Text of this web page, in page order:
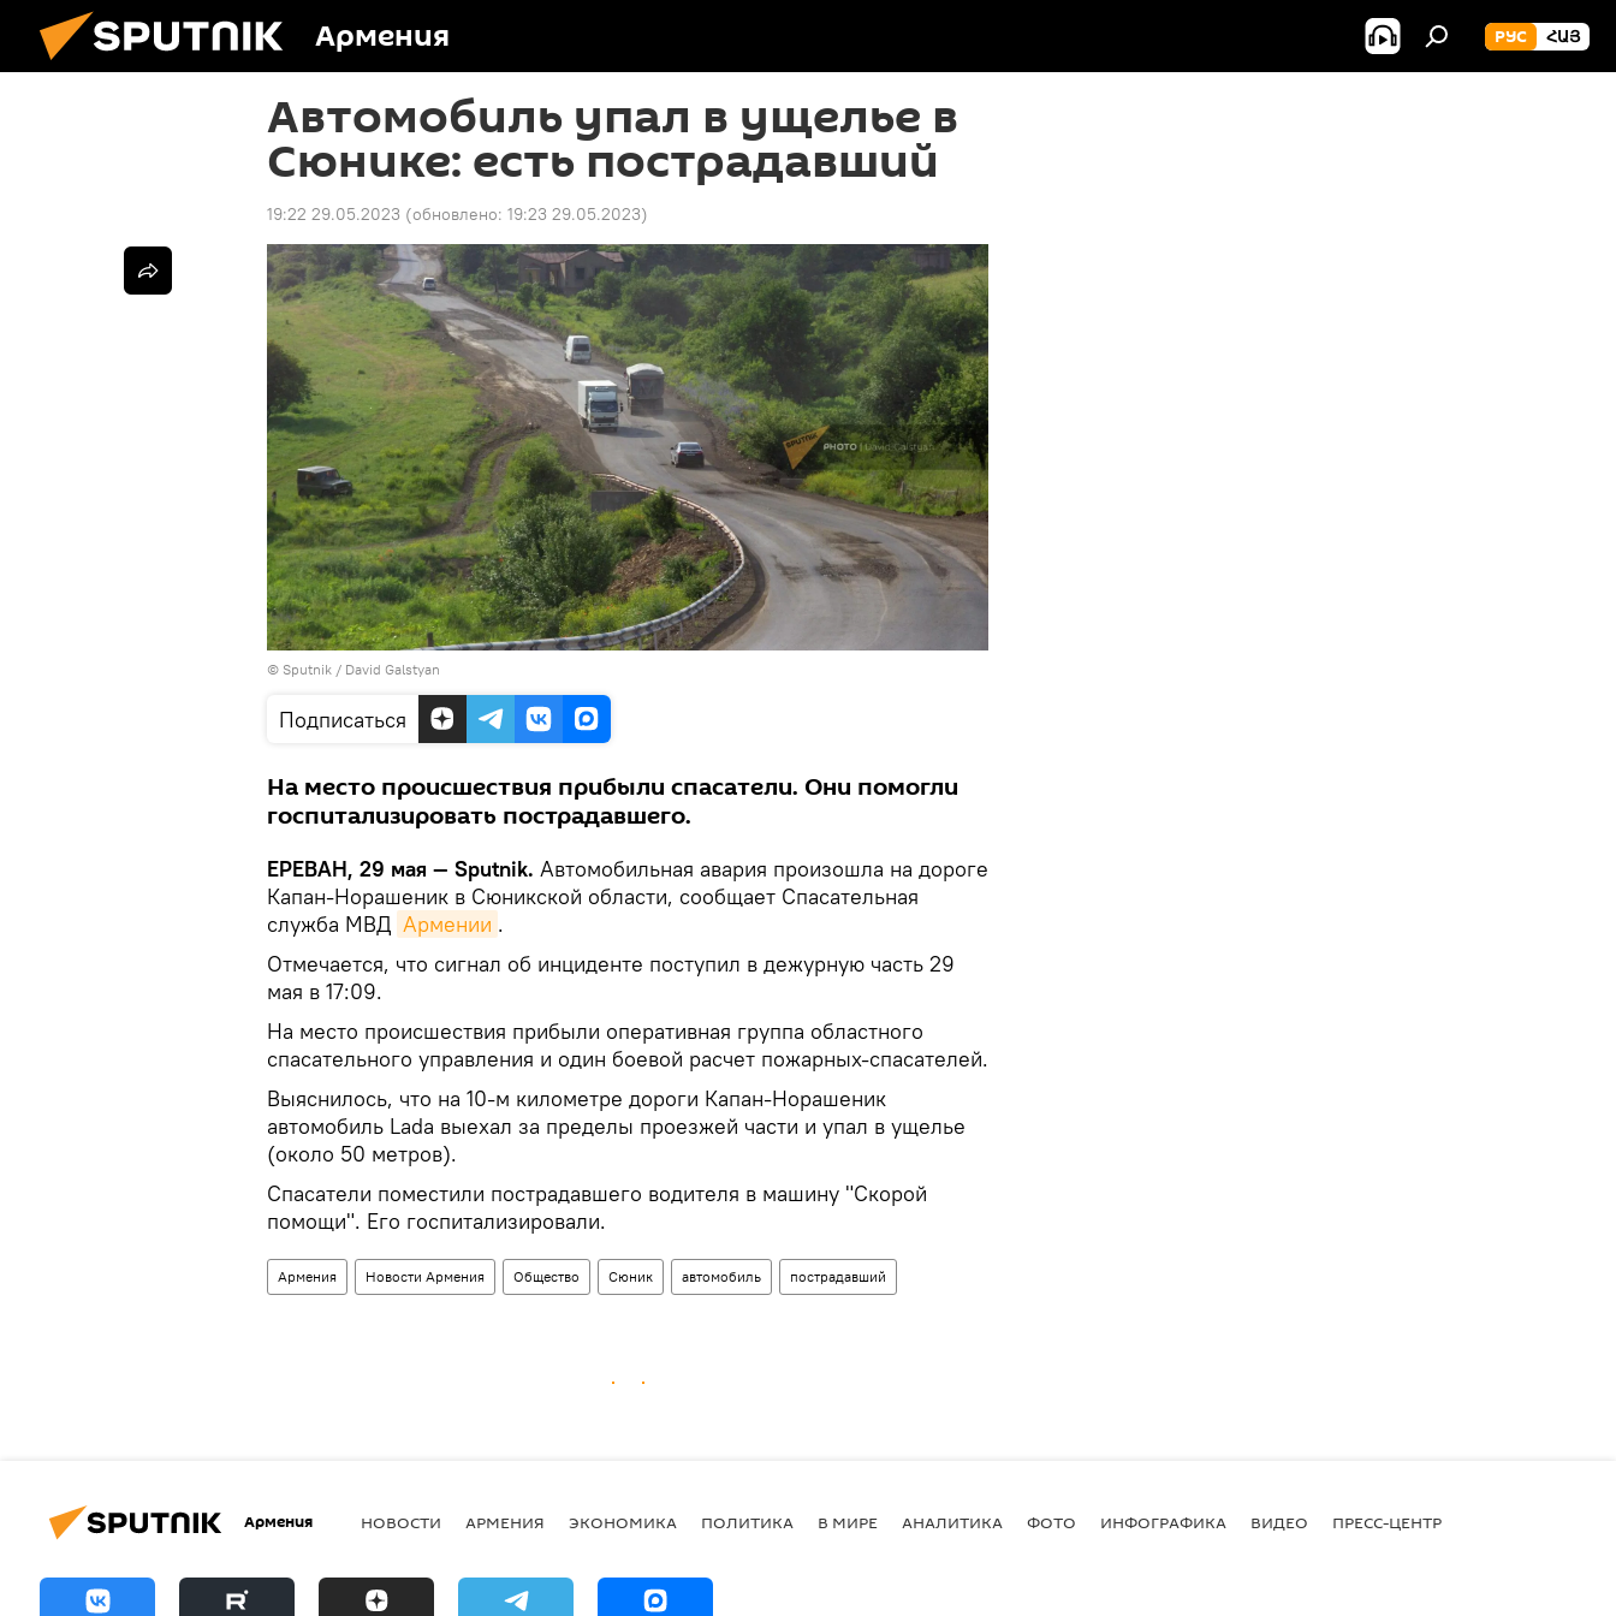
Армения РУС ՀԱՅ
Автомобиль упал в ущелье в
Сюнике: есть пострадавший
19:22 29.05.2023 (обновлено: 19:23 29.05.2023)
© Sputnik / David Galstyan
Подписаться
На место происшествия прибыли спасатели. Они помогли
госпитализировать пострадавшего.
ЕРЕВАН, 29 мая — Sputnik. Автомобильная авария произошла на дороге
Капан-Норашеник в Сюникской области, сообщает Спасательная
служба МВД Армении .
Отмечается, что сигнал об инциденте поступил в дежурную часть 29
мая в 17:09.
На место происшествия прибыли оперативная группа областного
спасательного управления и один боевой расчет пожарных-спасателей.
Выяснилось, что на 10-м километре дороги Капан-Норашеник
автомобиль Lada выехал за пределы проезжей части и упал в ущелье
(около 50 метров).
Спасатели поместили пострадавшего водителя в машину "Скорой
помощи". Его госпитализировали.
Армения Новости Армения Общество Сюник автомобиль пострадавший
Армения НОВОСТИ АРМЕНИЯ ЭКОНОМИКА ПОЛИТИКА В МИРЕ АНАЛИТИКА ФОТО ИНФОГРАФИКА ВИДЕО ПРЕСС-ЦЕНТР